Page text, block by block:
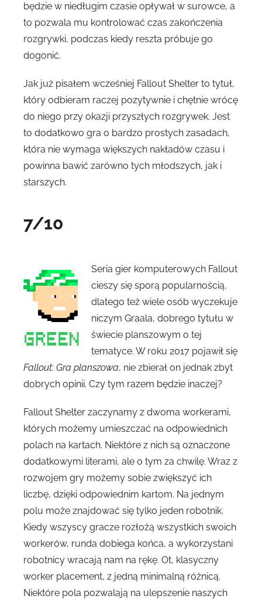
będzie w niedługim czasie opływał w surowce, a
to pozwala mu kontrolować czas zakończenia
rozgrywki, podczas kiedy reszta próbuje go
dogonić.
Jak już pisałem wcześniej Fallout Shelter to tytuł,
który odbieram raczej pozytywnie i chętnie wrócę
do niego przy okazji przyszłych rozgrywek. Jest
to dodatkowo gra o bardzo prostych zasadach,
która nie wymaga większych nakładów czasu i
powinna bawić zarówno tych młodszych, jak i
starszych.
7/10
Seria gier komputerowych Fallout
cieszy się sporą popularnością,
dlatego też wiele osób wyczekuje
niczym Graala, dobrego tytułu w
świecie planszowym o tej
tematyce. W roku 2017 pojawił się
Fallout: Gra planszowa, nie zbierał on jednak zbyt
dobrych opinii. Czy tym razem będzie inaczej?
Fallout Shelter zaczynamy z dwoma workerami,
których możemy umieszczać na odpowiednich
polach na kartach. Niektóre z nich są oznaczone
dodatkowymi literami, ale o tym za chwilę. Wraz z
rozwojem gry możemy sobie zwiększyć ich
liczbę, dzięki odpowiednim kartom. Na jednym
polu może znajdować się tylko jeden robotnik.
Kiedy wszyscy gracze rozłożą wszystkich swoich
workerów, runda dobiega końca, a wykorzystani
robotnicy wracają nam na rękę. Ot, klasyczny
worker placement, z jedną minimalną różnicą.
Niektóre pola pozwalają na ulepszenie naszych